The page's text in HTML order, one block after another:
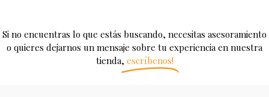
Si no encuentras lo que estás buscando, necesitas asesoramiento
o quieres dejarnos un mensaje sobre tu experiencia en nuestra
tienda, escríbenos!